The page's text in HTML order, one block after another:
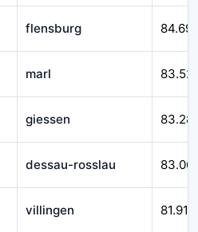
flensburg
marl
giessen
dessau-rosslau 83.061
villingen 81.916